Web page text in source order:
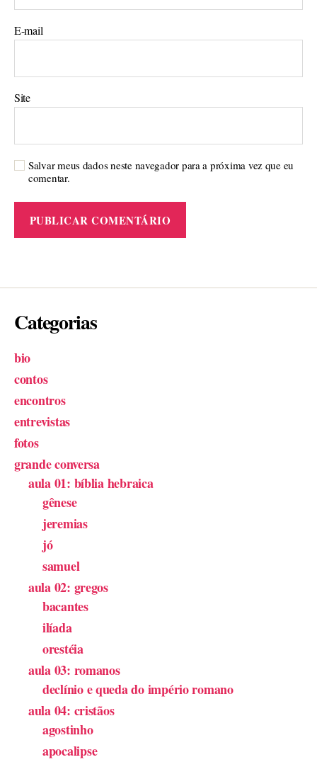
E-mail
Site
Salvar meus dados neste navegador para a próxima vez que eu
comentar.
Categorias
bio
contos
encontros
entrevistas
fotos
grande conversa
aula 01: bíblia hebraica
gênese
jeremias
jó
samuel
aula 02: gregos
bacantes
ilíada
orestéia
aula 03: romanos
declínio e queda do império romano
aula 04: cristãos
agostinho
apocalipse